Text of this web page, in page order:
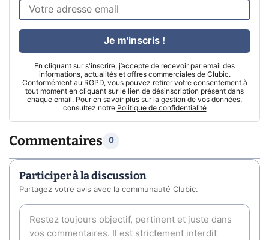
En cliquant sur s'inscrire, j’accepte de recevoir par email des
informations, actualités et offres commerciales de Clubic.
Conformément au RGPD, vous pouvez retirer votre consentement à
tout moment en cliquant sur le lien de désinscription présent dans
chaque email. Pour en savoir plus sur la gestion de vos données,
consultez notre Politique de confidentialité
Je m'inscris !
Commentaires 0
Participer à la discussion
Partagez votre avis avec la communauté Clubic.